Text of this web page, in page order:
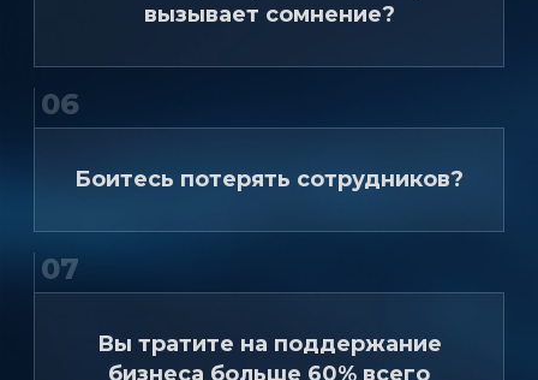
вызывает сомнение?
06
Боитесь потерять сотрудников?
07
Вы тратите на поддержание
бизнеса больше 60% всего